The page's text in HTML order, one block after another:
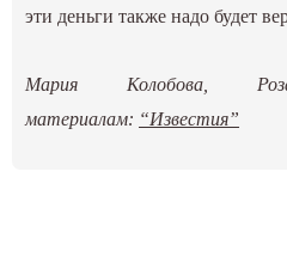
эти деньги также надо будет
Мария Колобова,
материалам: “Известия”